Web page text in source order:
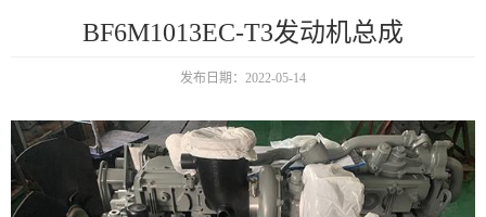
BF6M1013EC-T3发动机总成
发布日期：2022-05-14